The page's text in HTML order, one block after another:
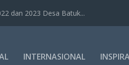
dan 2023 Desa Batuk...
INTERNASIONAL